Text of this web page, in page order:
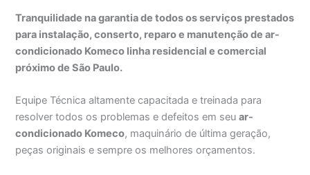
Tranquilidade na garantia de todos os serviços prestados
para instalação, conserto, reparo e manutenção de ar-
condicionado Komeco linha residencial e comercial
próximo de São Paulo.
Equipe Técnica altamente capacitada e treinada para
resolver todos os problemas e defeitos em seuar-
condicionado Komeco, maquinário de última geração,
peças originais e sempre os melhores orçamentos.